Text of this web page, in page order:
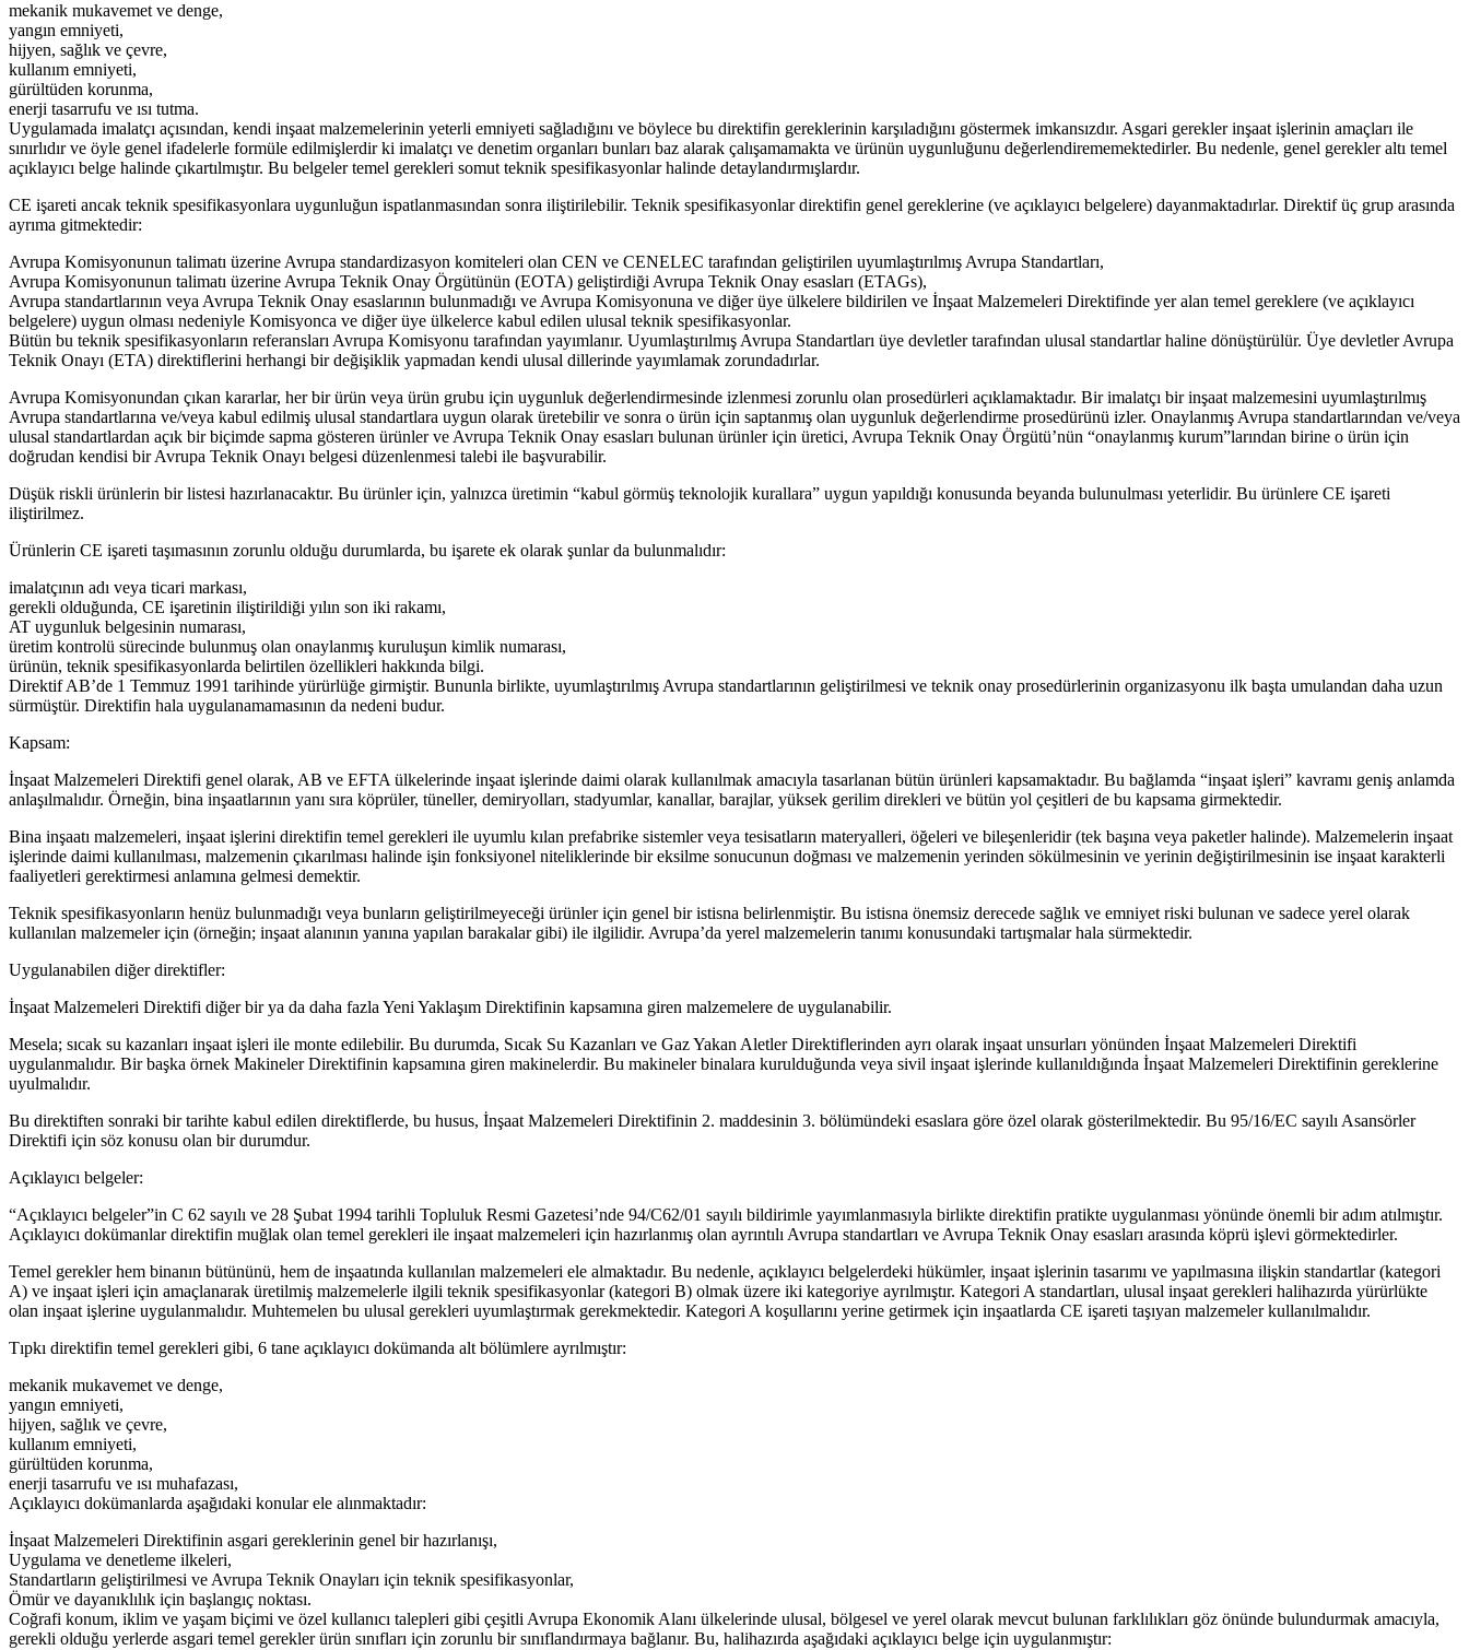
mekanik mukavemet ve denge,
yangın emniyeti,
hijyen, sağlık ve çevre,
kullanım emniyeti,
gürültüden korunma,
enerji tasarrufu ve ısı tutma.
Uygulamada imalatçı açısından, kendi inşaat malzemelerinin yeterli emniyeti sağladığını ve böylece bu direktifin gereklerinin karşıladığını göstermek imkansızdır. Asgari gerekler inşaat işlerinin amaçları ile
sınırlıdır ve öyle genel ifadelerle formüle edilmişlerdir ki imalatçı ve denetim organları bunları baz alarak çalışamamakta ve ürünün uygunluğunu değerlendirememektedirler. Bu nedenle, genel gerekler altı temel
açıklayıcı belge halinde çıkartılmıştır. Bu belgeler temel gerekleri somut teknik spesifikasyonlar halinde detaylandırmışlardır.
CE işareti ancak teknik spesifikasyonlara uygunluğun ispatlanmasından sonra iliştirilebilir. Teknik spesifikasyonlar direktifin genel gereklerine (ve açıklayıcı belgelere) dayanmaktadırlar. Direktif üç grup arasında
ayrıma gitmektedir:
Avrupa Komisyonunun talimatı üzerine Avrupa standardizasyon komiteleri olan CEN ve CENELEC tarafından geliştirilen uyumlaştırılmış Avrupa Standartları,
Avrupa Komisyonunun talimatı üzerine Avrupa Teknik Onay Örgütünün (EOTA) geliştirdiği Avrupa Teknik Onay esasları (ETAGs),
Avrupa standartlarının veya Avrupa Teknik Onay esaslarının bulunmadığı ve Avrupa Komisyonuna ve diğer üye ülkelere bildirilen ve İnşaat Malzemeleri Direktifinde yer alan temel gereklere (ve açıklayıcı
belgelere) uygun olması nedeniyle Komisyonca ve diğer üye ülkelerce kabul edilen ulusal teknik spesifikasyonlar.
Bütün bu teknik spesifikasyonların referansları Avrupa Komisyonu tarafından yayımlanır. Uyumlaştırılmış Avrupa Standartları üye devletler tarafından ulusal standartlar haline dönüştürülür. Üye devletler Avrupa
Teknik Onayı (ETA) direktiflerini herhangi bir değişiklik yapmadan kendi ulusal dillerinde yayımlamak zorundadırlar.
Avrupa Komisyonundan çıkan kararlar, her bir ürün veya ürün grubu için uygunluk değerlendirmesinde izlenmesi zorunlu olan prosedürleri açıklamaktadır. Bir imalatçı bir inşaat malzemesini uyumlaştırılmış
Avrupa standartlarına ve/veya kabul edilmiş ulusal standartlara uygun olarak üretebilir ve sonra o ürün için saptanmış olan uygunluk değerlendirme prosedürünü izler. Onaylanmış Avrupa standartlarından ve/veya
ulusal standartlardan açık bir biçimde sapma gösteren ürünler ve Avrupa Teknik Onay esasları bulunan ürünler için üretici, Avrupa Teknik Onay Örgütü’nün “onaylanmış kurum”larından birine o ürün için
doğrudan kendisi bir Avrupa Teknik Onayı belgesi düzenlenmesi talebi ile başvurabilir.
Düşük riskli ürünlerin bir listesi hazırlanacaktır. Bu ürünler için, yalnızca üretimin “kabul görmüş teknolojik kurallara” uygun yapıldığı konusunda beyanda bulunulması yeterlidir. Bu ürünlere CE işareti
iliştirilmez.
Ürünlerin CE işareti taşımasının zorunlu olduğu durumlarda, bu işarete ek olarak şunlar da bulunmalıdır:
imalatçının adı veya ticari markası,
gerekli olduğunda, CE işaretinin iliştirildiği yılın son iki rakamı,
AT uygunluk belgesinin numarası,
üretim kontrolü sürecinde bulunmuş olan onaylanmış kuruluşun kimlik numarası,
ürünün, teknik spesifikasyonlarda belirtilen özellikleri hakkında bilgi.
Direktif AB’de 1 Temmuz 1991 tarihinde yürürlüğe girmiştir. Bununla birlikte, uyumlaştırılmış Avrupa standartlarının geliştirilmesi ve teknik onay prosedürlerinin organizasyonu ilk başta umulandan daha uzun
sürmüştür. Direktifin hala uygulanamamasının da nedeni budur.
Kapsam:
İnşaat Malzemeleri Direktifi genel olarak, AB ve EFTA ülkelerinde inşaat işlerinde daimi olarak kullanılmak amacıyla tasarlanan bütün ürünleri kapsamaktadır. Bu bağlamda “inşaat işleri” kavramı geniş anlamda
anlaşılmalıdır. Örneğin, bina inşaatlarının yanı sıra köprüler, tüneller, demiryolları, stadyumlar, kanallar, barajlar, yüksek gerilim direkleri ve bütün yol çeşitleri de bu kapsama girmektedir.
Bina inşaatı malzemeleri, inşaat işlerini direktifin temel gerekleri ile uyumlu kılan prefabrike sistemler veya tesisatların materyalleri, öğeleri ve bileşenleridir (tek başına veya paketler halinde). Malzemelerin inşaat
işlerinde daimi kullanılması, malzemenin çıkarılması halinde işin fonksiyonel niteliklerinde bir eksilme sonucunun doğması ve malzemenin yerinden sökülmesinin ve yerinin değiştirilmesinin ise inşaat karakterli
faaliyetleri gerektirmesi anlamına gelmesi demektir.
Teknik spesifikasyonların henüz bulunmadığı veya bunların geliştirilmeyeceği ürünler için genel bir istisna belirlenmiştir. Bu istisna önemsiz derecede sağlık ve emniyet riski bulunan ve sadece yerel olarak
kullanılan malzemeler için (örneğin; inşaat alanının yanına yapılan barakalar gibi) ile ilgilidir. Avrupa’da yerel malzemelerin tanımı konusundaki tartışmalar hala sürmektedir.
Uygulanabilen diğer direktifler:
İnşaat Malzemeleri Direktifi diğer bir ya da daha fazla Yeni Yaklaşım Direktifinin kapsamına giren malzemelere de uygulanabilir.
Mesela; sıcak su kazanları inşaat işleri ile monte edilebilir. Bu durumda, Sıcak Su Kazanları ve Gaz Yakan Aletler Direktiflerinden ayrı olarak inşaat unsurları yönünden İnşaat Malzemeleri Direktifi
uygulanmalıdır. Bir başka örnek Makineler Direktifinin kapsamına giren makinelerdir. Bu makineler binalara kurulduğunda veya sivil inşaat işlerinde kullanıldığında İnşaat Malzemeleri Direktifinin gereklerine
uyulmalıdır.
Bu direktiften sonraki bir tarihte kabul edilen direktiflerde, bu husus, İnşaat Malzemeleri Direktifinin 2. maddesinin 3. bölümündeki esaslara göre özel olarak gösterilmektedir. Bu 95/16/EC sayılı Asansörler
Direktifi için söz konusu olan bir durumdur.
Açıklayıcı belgeler:
“Açıklayıcı belgeler”in C 62 sayılı ve 28 Şubat 1994 tarihli Topluluk Resmi Gazetesi’nde 94/C62/01 sayılı bildirimle yayımlanmasıyla birlikte direktifin pratikte uygulanması yönünde önemli bir adım atılmıştır.
Açıklayıcı dokümanlar direktifin muğlak olan temel gerekleri ile inşaat malzemeleri için hazırlanmış olan ayrıntılı Avrupa standartları ve Avrupa Teknik Onay esasları arasında köprü işlevi görmektedirler.
Temel gerekler hem binanın bütününü, hem de inşaatında kullanılan malzemeleri ele almaktadır. Bu nedenle, açıklayıcı belgelerdeki hükümler, inşaat işlerinin tasarımı ve yapılmasına ilişkin standartlar (kategori
A) ve inşaat işleri için amaçlanarak üretilmiş malzemelerle ilgili teknik spesifikasyonlar (kategori B) olmak üzere iki kategoriye ayrılmıştır. Kategori A standartları, ulusal inşaat gerekleri halihazırda yürürlükte
olan inşaat işlerine uygulanmalıdır. Muhtemelen bu ulusal gerekleri uyumlaştırmak gerekmektedir. Kategori A koşullarını yerine getirmek için inşaatlarda CE işareti taşıyan malzemeler kullanılmalıdır.
Tıpkı direktifin temel gerekleri gibi, 6 tane açıklayıcı dokümanda alt bölümlere ayrılmıştır:
mekanik mukavemet ve denge,
yangın emniyeti,
hijyen, sağlık ve çevre,
kullanım emniyeti,
gürültüden korunma,
enerji tasarrufu ve ısı muhafazası,
Açıklayıcı dokümanlarda aşağıdaki konular ele alınmaktadır:
İnşaat Malzemeleri Direktifinin asgari gereklerinin genel bir hazırlanışı,
Uygulama ve denetleme ilkeleri,
Standartların geliştirilmesi ve Avrupa Teknik Onayları için teknik spesifikasyonlar,
Ömür ve dayanıklılık için başlangıç noktası.
Coğrafi konum, iklim ve yaşam biçimi ve özel kullanıcı talepleri gibi çeşitli Avrupa Ekonomik Alanı ülkelerinde ulusal, bölgesel ve yerel olarak mevcut bulunan farklılıkları göz önünde bulundurmak amacıyla,
gerekli olduğu yerlerde asgari temel gerekler ürün sınıfları için zorunlu bir sınıflandırmaya bağlanır. Bu, halihazırda aşağıdaki açıklayıcı belge için uygulanmıştır: